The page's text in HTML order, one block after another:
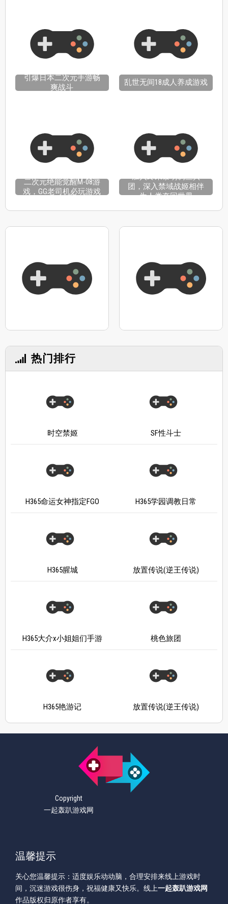
引爆日本二次元手游畅
爽战斗
乱世无间18成人养成游戏
二次元绝能觉醒M-08游
戏，GG老司机必玩游戏
加入终末黎明调查兵
团，深入禁域战姬相伴
为人类夺回世界
热门排行
时空禁姬 SF性斗士
H365命运女神指定FGO H365学园调教日常
H365腥城 放置传说(逆王传说)
H365大介x小姐姐们手游 桃色旅团
H365艳游记 放置传说(逆王传说)
Copyright
一起轰趴游戏网
温馨提示
关心您温馨提示：适度娱乐动动脑，合理安排来线上游戏时
间，沉迷游戏很伤身，祝福健康又快乐。线上一起轰趴游戏网
作品版权归原作者享有。